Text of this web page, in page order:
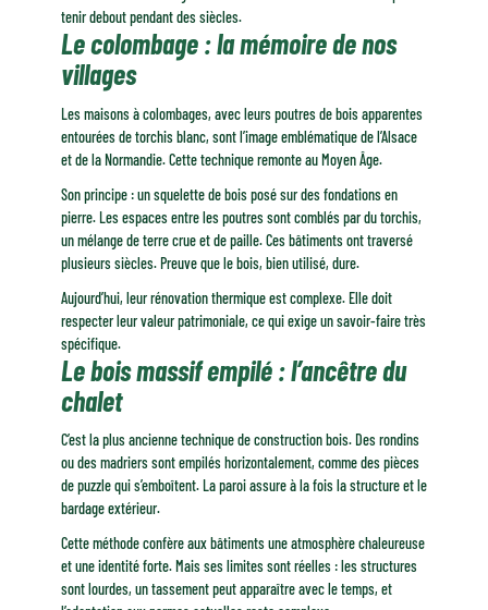
tenir debout pendant des siècles.
Le colombage : la mémoire de nos
villages
Les maisons à colombages, avec leurs poutres de bois apparentes
entourées de torchis blanc, sont l’image emblématique de l’Alsace
et de la Normandie. Cette technique remonte au Moyen Âge.
Son principe : un squelette de bois posé sur des fondations en
pierre. Les espaces entre les poutres sont comblés par du torchis,
un mélange de terre crue et de paille. Ces bâtiments ont traversé
plusieurs siècles. Preuve que le bois, bien utilisé, dure.
Aujourd’hui, leur rénovation thermique est complexe. Elle doit
respecter leur valeur patrimoniale, ce qui exige un savoir-faire très
spécifique.
Le bois massif empilé : l’ancêtre du
chalet
C’est la plus ancienne technique de construction bois. Des rondins
ou des madriers sont empilés horizontalement, comme des pièces
de puzzle qui s’emboîtent. La paroi assure à la fois la structure et le
bardage extérieur.
Cette méthode confère aux bâtiments une atmosphère chaleureuse
et une identité forte. Mais ses limites sont réelles : les structures
sont lourdes, un tassement peut apparaître avec le temps, et